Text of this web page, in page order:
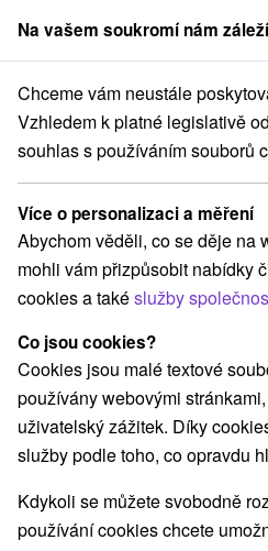
člen skupinySorger
Demänovská Dolina Túra na
Túra na Ostredok z
doliny
Navigovat do místa
GPS:
N +49° 10' 41''
E +19° 47' 36''
Na vašem soukromí nám záleží
Chceme vám neustále
Vzhledem k platné legislativě
souhlas s používáním souborů
Více o personalizaci a měření
Abychom věděli, co se děje na
mohli vám přizpůsobit nabídky
cookies a takéslužby
Co jsou cookies?
Cookies jsou malé textové
používány webovými
uživatelský zážitek. Díky
služby podle toho, co opravdu
Kdykoli se můžete svobodně
používání cookies chcete